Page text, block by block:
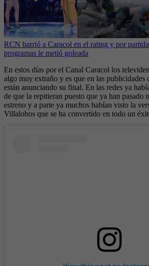
RCN barrió a Caracol en el rating y por
programas le metió goleada
En estos días por el Canal Caracol los
algo muy extraño y es que en las publicidades
están anunciando su final. En las redes ya
de que la repitieran puesto que ya han pasado
estreno y a parte ya muchos habían visto la
Villalobos que se ha convertido en todo un